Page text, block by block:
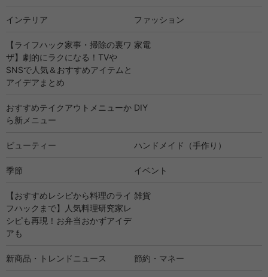
インテリア ファッション
【ライフハック家事・掃除の裏ワ
ザ】劇的にラクになる！TVや
SNSで人気＆おすすめアイテムと
アイデアまとめ
家電
おすすめテイクアウトメニューか
ら新メニュー
DIY
ビューティー ハンドメイド（手作り）
季節 イベント
【おすすめレシピから料理のライ
フハックまで】人気料理研究家レ
シピも再現！お弁当おかずアイデ
アも
雑貨
新商品・トレンドニュース 節約・マネー